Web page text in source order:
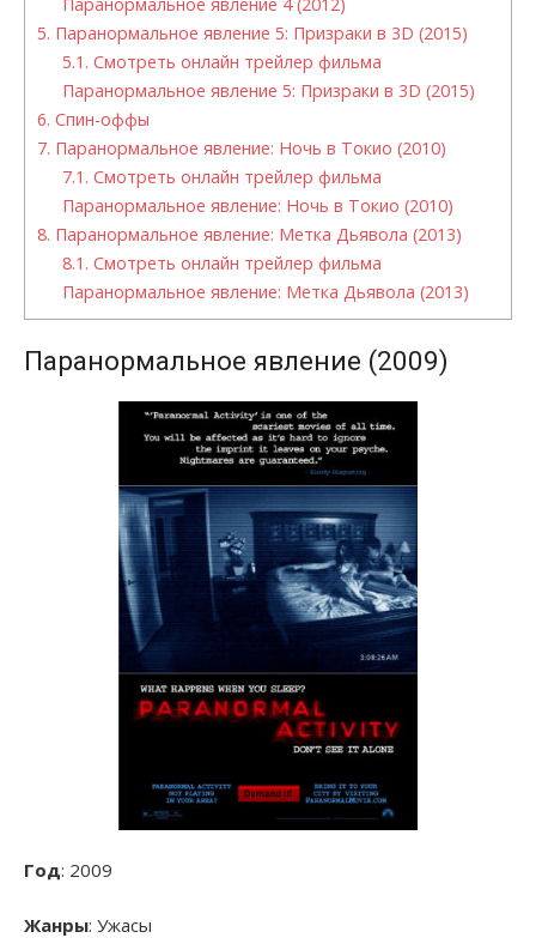
5. Паранормальное явление 5: Призраки в 3D (2015)
5.1. Смотреть онлайн трейлер фильма
Паранормальное явление 5: Призраки в 3D (2015)
6. Спин-оффы
7. Паранормальное явление: Ночь в Токио (2010)
7.1. Смотреть онлайн трейлер фильма
Паранормальное явление: Ночь в Токио (2010)
8. Паранормальное явление: Метка Дьявола (2013)
8.1. Смотреть онлайн трейлер фильма
Паранормальное явление: Метка Дьявола (2013)
Паранормальное явление (2009)
Год: 2009
Жанры: Ужасы